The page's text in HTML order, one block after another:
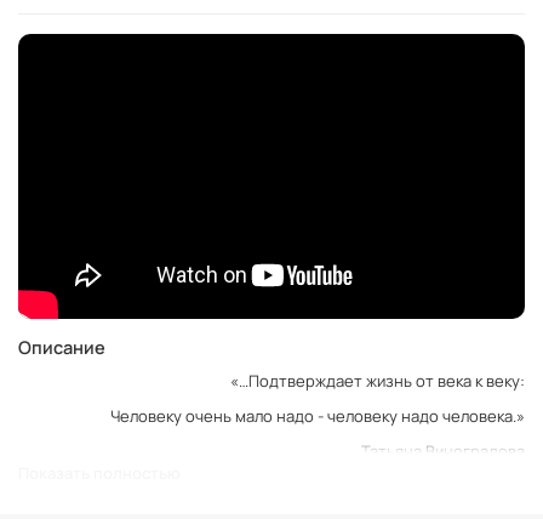
Описание
«…Подтверждает жизнь от века к веку:
Человеку очень мало надо - человеку надо человека.»
Татьяна Виноградова